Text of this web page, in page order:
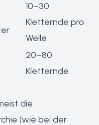
10–30
Kletternde pro
Welle
20–80
Kletternde
die
(wie bei der